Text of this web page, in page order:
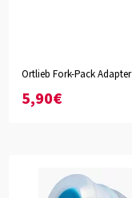
Ortlieb Fork-Pack Adapter
5,90€